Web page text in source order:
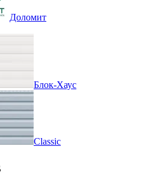
Доломит
Блок-Хаус
Classic